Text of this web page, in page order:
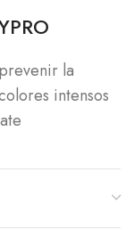
la
intensos